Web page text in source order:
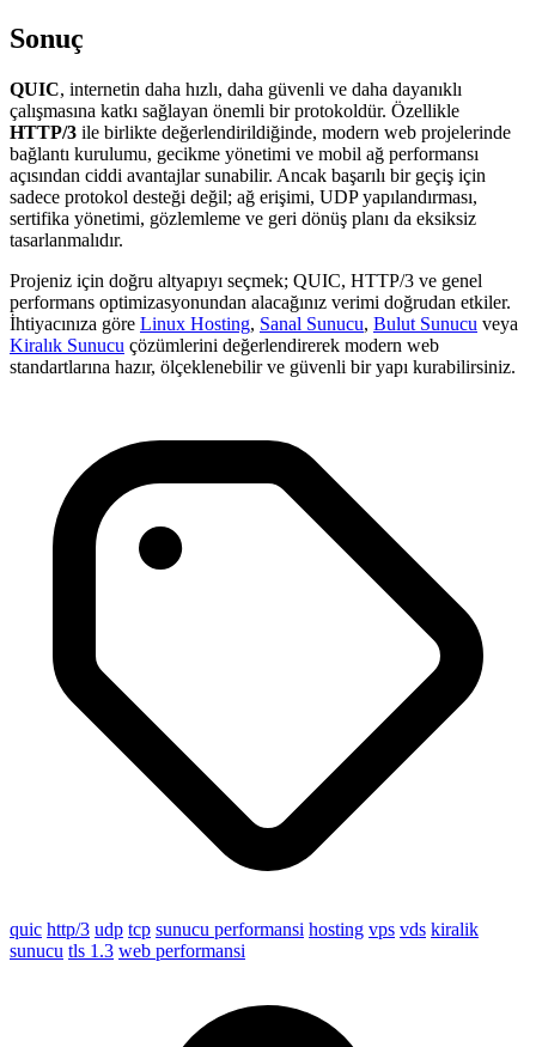
Sonuç
QUIC, internetin daha hızlı, daha güvenli ve daha dayanıklı
çalışmasına katkı sağlayan önemli bir protokoldür. Özellikle
HTTP/3 ile birlikte değerlendirildiğinde, modern web projelerinde
bağlantı kurulumu, gecikme yönetimi ve mobil ağ performansı
açısından ciddi avantajlar sunabilir. Ancak başarılı bir geçiş için
sadece protokol desteği değil; ağ erişimi, UDP yapılandırması,
sertifika yönetimi, gözlemleme ve geri dönüş planı da eksiksiz
tasarlanmalıdır.
Projeniz için doğru altyapıyı seçmek; QUIC, HTTP/3 ve genel
performans optimizasyonundan alacağınız verimi doğrudan etkiler.
İhtiyacınıza göre Linux Hosting, Sanal Sunucu, Bulut Sunucu veya
Kiralık Sunucu çözümlerini değerlendirerek modern web
standartlarına hazır, ölçeklenebilir ve güvenli bir yapı kurabilirsiniz.
quic http/3 udp tcp sunucu performansi hosting vps vds kiralik
sunucu tls 1.3 web performansi